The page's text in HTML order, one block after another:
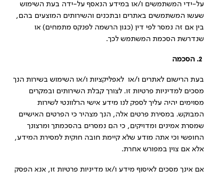
על-ידי המשתמשים ו/או במידע הנאסף על-ידה בעת השימוש
שעשו המשתמשים באתרים ובתכנים והשירותים המוצעים בהם,
בין אם זה נמסר לפי דין (כגון הרשמה לפנקס מתמחים) או
שנדרשת הסכמת המשתמש לכך.
2. הסכמה
בעת הרישום לאתרים ו/או לאפליקציות ו/או השימוש בשירות הנך
מסכים למדיניות פרטיות זו. לצורך קבלת השירותים ובמקרים
מסוימים יהיה עליך לספק לנו מידע אישי הרלוונטי לשירות
המבוקש. במסירת פרטים אלה, הנך מצהיר כי הפרטים האישיים
שמסרת אמינים ומדויקים, כי הם נמסרים בהסכמתך ומרצונך
החופשי וכי אתה מודע שלא קיימת חובה חוקית למסירת המידע,
אלא אם צוין במפורש אחרת.
אם אינך מסכים לאיסוף מידע ו/או מדיניות פרטיות זו, אנא הפסק